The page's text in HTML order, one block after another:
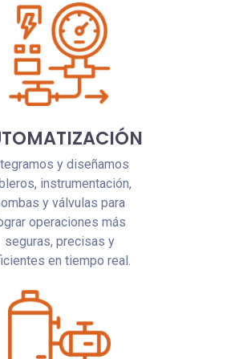
y diseñamos
instrumentación,
y válvulas para
operaciones más
seguras, precisas y
en tiempo real.